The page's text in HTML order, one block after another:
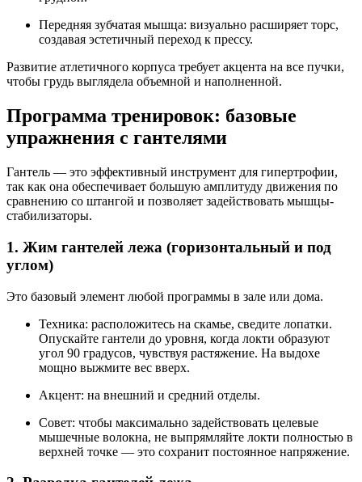
Передняя зубчатая мышца: визуально расширяет торс,
создавая эстетичный переход к прессу.
Развитие атлетичного корпуса требует акцента на все пучки,
чтобы грудь выглядела объемной и наполненной.
Программа тренировок: базовые
упражнения с гантелями
Гантель — это эффективный инструмент для гипертрофии,
так как она обеспечивает большую амплитуду движения по
сравнению со штангой и позволяет задействовать мышцы-
стабилизаторы.
1. Жим гантелей лежа (горизонтальный и под
углом)
Это базовый элемент любой программы в зале или дома.
Техника: расположитесь на скамье, сведите лопатки.
Опускайте гантели до уровня, когда локти образуют
угол 90 градусов, чувствуя растяжение. На выдохе
мощно выжмите вес вверх.
Акцент: на внешний и средний отделы.
Совет: чтобы максимально задействовать целевые
мышечные волокна, не выпрямляйте локти полностью в
верхней точке — это сохранит постоянное напряжение.